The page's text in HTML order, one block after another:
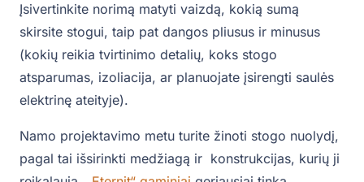
Įsivertinkite norimą matyti vaizdą, kokią sumą
skirsite stogui, taip pat dangos pliusus ir minusus
(kokių reikia tvirtinimo detalių, koks stogo
atsparumas, izoliacija, ar planuojate įsirengti saulės
elektrinę ateityje).
Namo projektavimo metu turite žinoti stogo nuolydį,
pagal tai išsirinkti medžiagą ir konstrukcijas, kurių ji